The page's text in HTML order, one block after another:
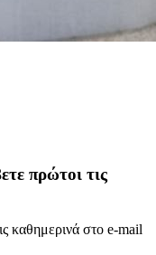
πρώτοι τις
καθημερινά στο e-mail